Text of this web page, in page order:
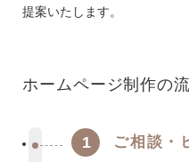
株式会社 山越
平日 8:30～
提案いたします。
ホームページ制作の
1 ご相談・